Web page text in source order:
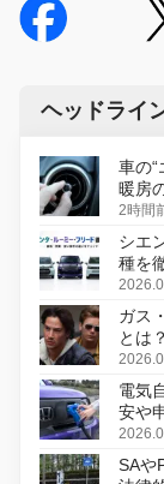
ヘッドライ
車の“
暖房
2時間
シエ
種を
ガス
とは
初の
電気
安や
SAや